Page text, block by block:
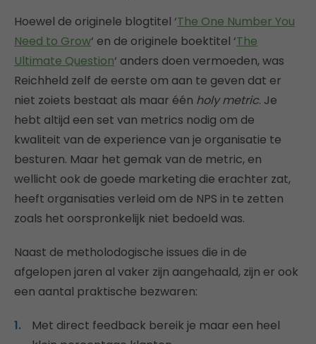
Hoewel de originele blogtitel ‘The One Number You
Need to Grow‘ en de originele boektitel ‘The
Ultimate Question‘ anders doen vermoeden, was
Reichheld zelf de eerste om aan te geven dat er
niet zoiets bestaat als maar één holy metric. Je
hebt altijd een set van metrics nodig om de
kwaliteit van de experience van je organisatie te
besturen. Maar het gemak van de metric, en
wellicht ook de goede marketing die erachter zat,
heeft organisaties verleid om de NPS in te zetten
zoals het oorspronkelijk niet bedoeld was.
Naast de metholodogische issues die in de
afgelopen jaren al vaker zijn aangehaald, zijn er ook
een aantal praktische bezwaren:
Met direct feedback bereik je maar een heel